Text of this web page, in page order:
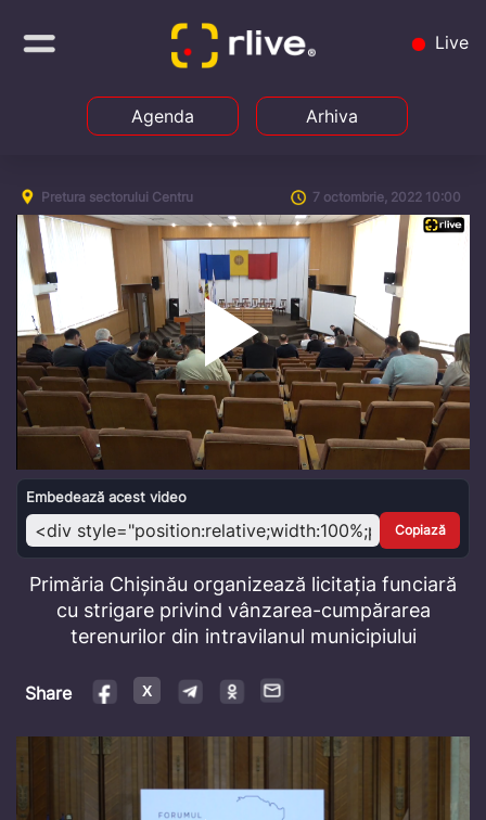
Live
Agenda Arhiva
Pretura sectorului Centru 7 octombrie, 2022 10:00
Play
Video
Embedează acest video
Copiază
Primăria Chișinău organizează licitația funciară
cu strigare privind vânzarea-cumpărarea
terenurilor din intravilanul municipiului
Share